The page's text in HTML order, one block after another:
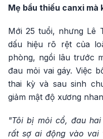
Mẹ bầu thiếu canxi mà
Mới 25 tuổi, nhưng Lê
dấu hiệu rõ rệt của
phòng, ngồi lâu trước
đau mỏi vai gáy. Việc
thai kỳ và sau sinh
giảm mật độ xương
"Tôi bị mỏi cổ, đau
rất sợ ai động vào vai